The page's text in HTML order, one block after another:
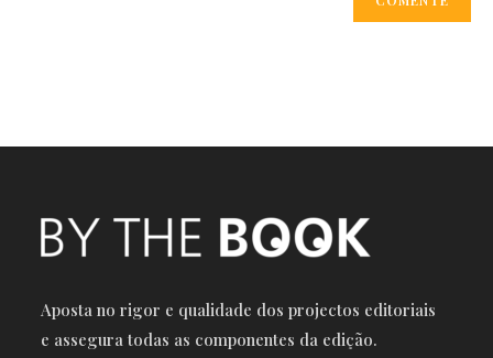
Aposta no rigor e qualidade dos projectos editoriais
e assegura todas as componentes da edição.